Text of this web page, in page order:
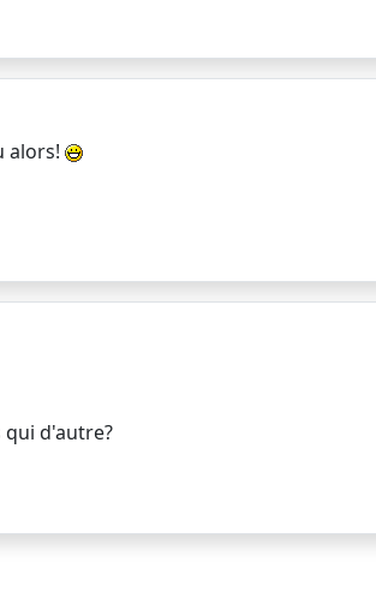
alors!
qui d'autre?